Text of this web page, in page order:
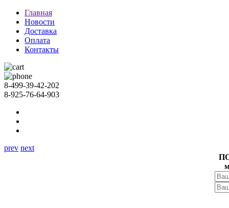
Главная
Новости
Доставка
Оплата
Контакты
8-499-39-42-202
8-925-76-64-903
prev next